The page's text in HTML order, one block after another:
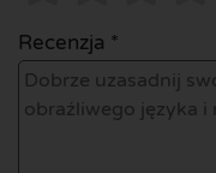
Recenzja *